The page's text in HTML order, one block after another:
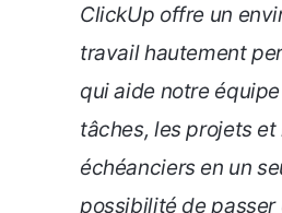
ClickUp offre un
travail hautement
qui aide notre
tâches, les projets et
échéanciers en un
possibilité de passer